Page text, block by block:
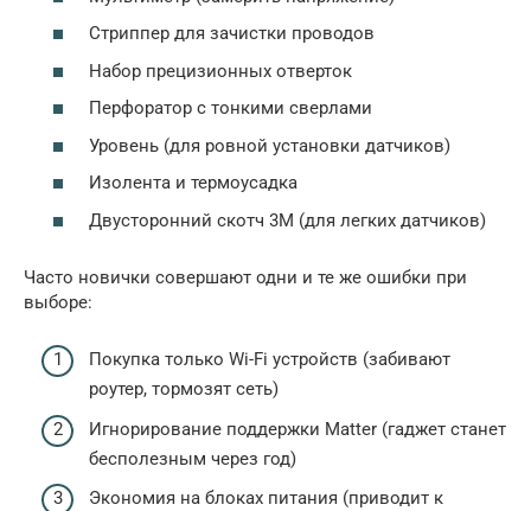
Стриппер для зачистки проводов
Набор прецизионных отверток
Перфоратор с тонкими сверлами
Уровень (для ровной установки датчиков)
Изолента и термоусадка
Двусторонний скотч 3M (для легких датчиков)
Часто новички совершают одни и те же ошибки при
выборе:
Покупка только Wi-Fi устройств (забивают
роутер, тормозят сеть)
Игнорирование поддержки Matter (гаджет станет
бесполезным через год)
Экономия на блоках питания (приводит к